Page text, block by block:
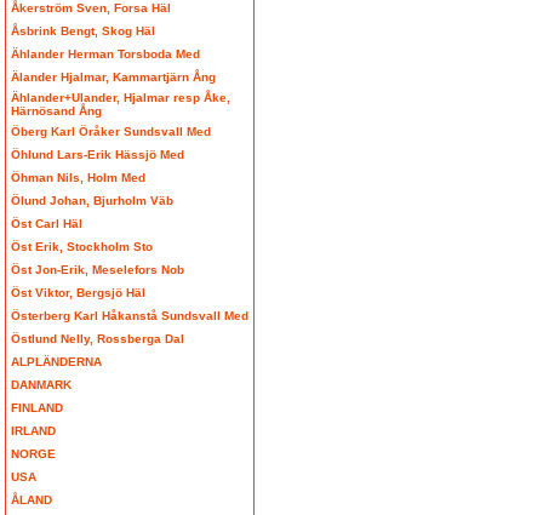
Åkerström Sven, Forsa Häl
Åsbrink Bengt, Skog Häl
Ählander Herman Torsboda Med
Älander Hjalmar, Kammartjärn Ång
Ählander+Ulander, Hjalmar resp Åke,
Härnösand Ång
Öberg Karl Öråker Sundsvall Med
Öhlund Lars-Erik Hässjö Med
Öhman Nils, Holm Med
Ölund Johan, Bjurholm Väb
Öst Carl Häl
Öst Erik, Stockholm Sto
Öst Jon-Erik, Meselefors Nob
Öst Viktor, Bergsjö Häl
Österberg Karl Håkanstå Sundsvall Med
Östlund Nelly, Rossberga Dal
ALPLÄNDERNA
DANMARK
FINLAND
IRLAND
NORGE
USA
ÅLAND